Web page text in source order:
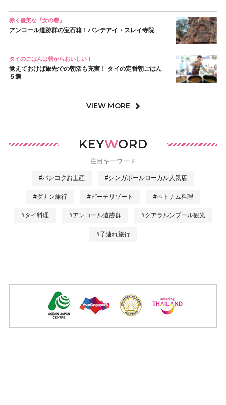
赤く優美な『女の砦』
アンコール遺跡群の宝石箱！バンテアイ・スレイ寺院
タイのごはんは朝からおいしい！
覚えておけば旅先での朝活も充実！ タイの定番朝ごはん
５選
VIEW MORE
KEYWORD
注目キーワード
#バンコクお土産 #シンガポールローカル人気店
#ダナン旅行 #ビーチリゾート #ベトナム料理
#タイ料理 #アンコール遺跡群 #クアラルンプール観光
#子連れ旅行